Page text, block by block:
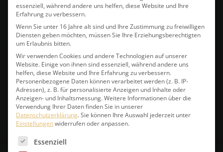
Standorte Berlin
essenziell, während andere uns helfen, diese Website und Ihre
Erfahrung zu verbessern.
Wenn Sie unter 16 Jahre alt sind und Ihre Zustimmung zu freiwilligen
Diensten geben möchten, müssen Sie Ihre Erziehungsberechtigten
um Erlaubnis bitten.
Wir verwenden Cookies und andere Technologien auf unserer
Website. Einige von ihnen sind essenziell, während andere uns
helfen, diese Website und Ihre Erfahrung zu verbessern.
Personenbezogene Daten können verarbeitet werden (z. B. IP-
Adressen), z. B. für personalisierte Anzeigen und Inhalte oder
Anzeigen- und Inhaltsmessung.Weitere Informationen über die
Verwendung Ihrer Daten finden Sie in unserer
Datenschutzerklärung.Sie können Ihre Auswahl jederzeit unter
Einstellungenwiderrufen oder anpassen.
Es folgt eine Liste der Service-Gruppen, für die eine
Essenziell